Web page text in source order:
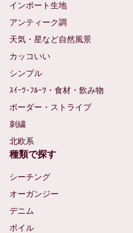
インポート生地
アンティーク調
天気・星など自然風景
カッコいい
シンプル
ｽｲｰﾂ･ﾌﾙｰﾂ・食材・飲み物
ボーダー・ストライプ
刺繍
北欧系
種類で探す
シーチング
オーガンジー
デニム
ボイル